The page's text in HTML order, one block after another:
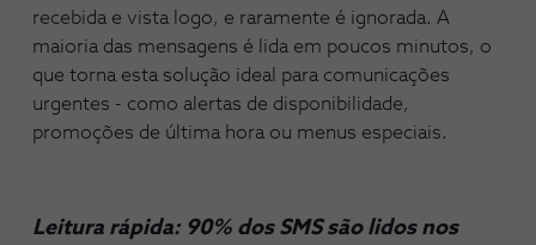
recebida e vista logo, e raramente é ignorada. A
maioria das mensagens é lida em poucos minutos, o
que torna esta solução ideal para comunicações
urgentes - como alertas de disponibilidade,
promoções de última hora ou menus especiais.
Leitura rápida: 90% dos SMS são lidos nos